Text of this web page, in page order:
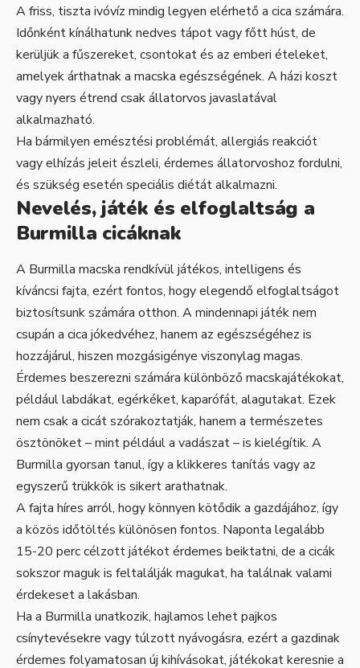
A friss, tiszta ivóvíz mindig legyen elérhető a cica számára.
Időnként kínálhatunk nedves tápot vagy főtt húst, de
kerüljük a fűszereket, csontokat és az emberi ételeket,
amelyek árthatnak a macska egészségének. A házi koszt
vagy nyers étrend csak állatorvos javaslatával
alkalmazható.
Ha bármilyen emésztési problémát, allergiás reakciót
vagy elhízás jeleit észleli, érdemes állatorvoshoz fordulni,
és szükség esetén speciális diétát alkalmazni.
Nevelés, játék és elfoglaltság a
Burmilla cicáknak
A Burmilla macska rendkívül játékos, intelligens és
kíváncsi fajta, ezért fontos, hogy elegendő elfoglaltságot
biztosítsunk számára otthon. A mindennapi játék nem
csupán a cica jókedvéhez, hanem az egészségéhez is
hozzájárul, hiszen mozgásigénye viszonylag magas.
Érdemes beszerezni számára különböző macskajátékokat,
például labdákat, egérkéket, kaparófát, alagutakat. Ezek
nem csak a cicát szórakoztatják, hanem a természetes
ösztönöket – mint például a vadászat – is kielégítik. A
Burmilla gyorsan tanul, így a klikkeres tanítás vagy az
egyszerű trükkök is sikert arathatnak.
A fajta híres arról, hogy könnyen kötődik a gazdájához, így
a közös időtöltés különösen fontos. Naponta legalább
15-20 perc célzott játékot érdemes beiktatni, de a cicák
sokszor maguk is feltalálják magukat, ha találnak valami
érdekeset a lakásban.
Ha a Burmilla unatkozik, hajlamos lehet pajkos
csínytevésekre vagy túlzott nyávogásra, ezért a gazdinak
érdemes folyamatosan új kihívásokat, játékokat keresnie a